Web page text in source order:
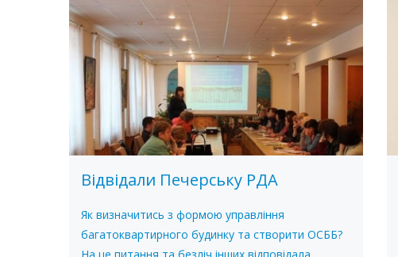
Відвідали Печерську РДА
Як визначитись з формою управління
багатоквартирного будинку та створити ОСББ?